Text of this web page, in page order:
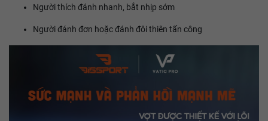
Người thích đánh nhanh, bắt nhịp sớm
Người đánh đơn hoặc đánh đôi thiên tấn công